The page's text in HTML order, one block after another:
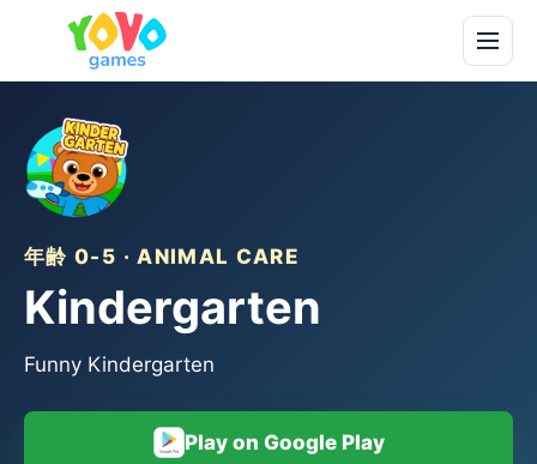
年齢 0-5 · ANIMAL CARE
Kindergarten
Funny Kindergarten
Play on Google Play